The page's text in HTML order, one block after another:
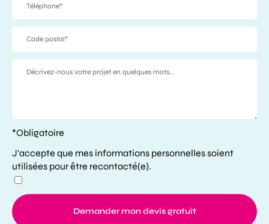
*Obligatoire
J'accepte que mes informations personnelles soient
utilisées pour être recontacté(e).
Demander mon devis gratuit